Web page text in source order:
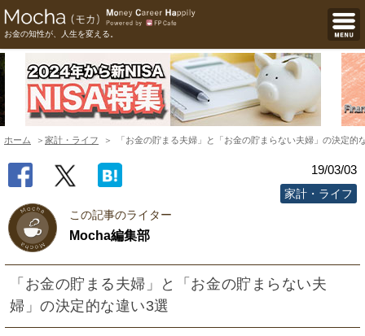
お金の知性が、人生を変える。
ホーム 家計・ライフ 「お金の貯まる夫婦」と「お金の貯まらない夫婦」の決定的
19/03/03
家計・ライフ
この記事のライター
Mocha編集部
「お金の貯まる夫婦」と「お金の貯まらない夫
婦」の決定的な違い3選